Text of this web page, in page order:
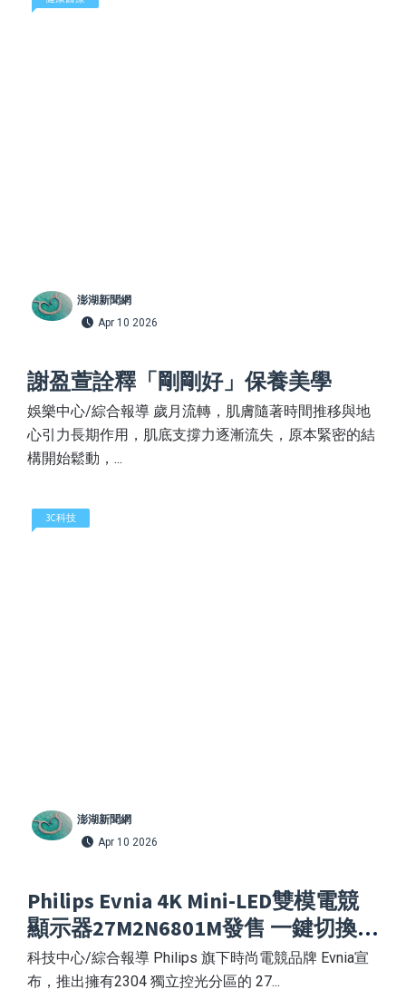
澎湖新聞網
Apr 10 2026
謝盈萱詮釋「剛剛好」保養美學
娛樂中心/綜合報導 歲月流轉，肌膚隨著時間推移與地
心引力長期作用，肌底支撐力逐漸流失，原本緊密的結
構開始鬆動，...
3C科技
澎湖新聞網
Apr 10 2026
Philips Evnia 4K Mini-LED雙模電競
顯示器27M2N6801M發售 一鍵切換
4K高畫質與320Hz極速競技
科技中心/綜合報導 Philips 旗下時尚電競品牌 Evnia宣
布，推出擁有2304 獨立控光分區的 27...